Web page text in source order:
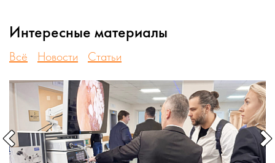
Интересные материалы
Всё Новости Статьи